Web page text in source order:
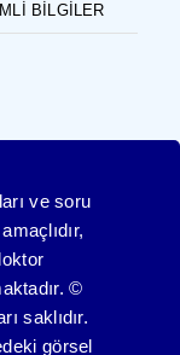
BILGILER
ve soru
©
saklıdır.
görsel